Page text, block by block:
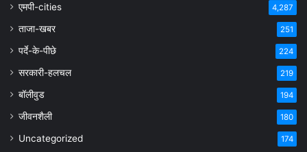
एमपी-cities 4,287
ताजा-खबर 251
पर्दे-के-पीछे 224
सरकारी-हलचल 219
बॉलीवुड 194
जीवनशैली 180
Uncategorized 174